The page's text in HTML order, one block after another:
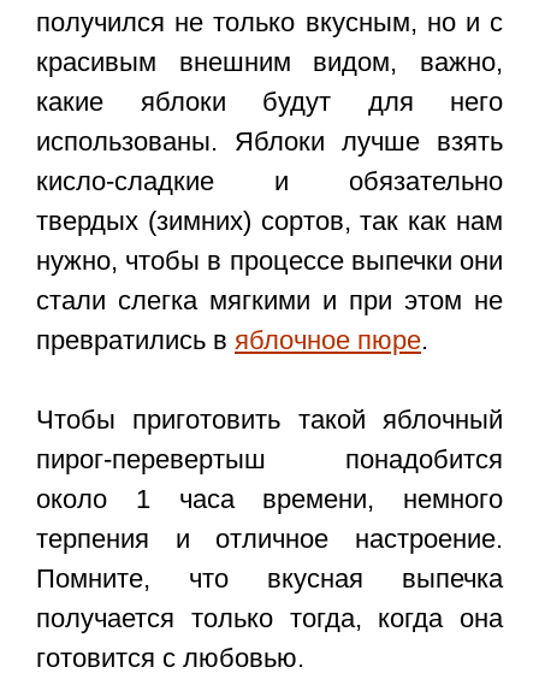
получился не только вкусным, но и с
красивым внешним видом, важно,
какие яблоки будут для него
использованы. Яблоки лучше взять
кисло-сладкие и обязательно
твердых (зимних) сортов, так как нам
нужно, чтобы в процессе выпечки они
стали слегка мягкими и при этом не
превратились в яблочное пюре.
Чтобы приготовить такой яблочный
пирог-перевертыш понадобится
около 1 часа времени, немного
терпения и отличное настроение.
Помните, что вкусная выпечка
получается только тогда, когда она
готовится с любовью.